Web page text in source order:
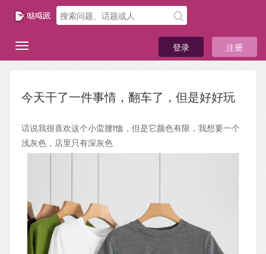
登录 注册
今天干了一件事情，翻车了，但是好好玩
话说我很喜欢这个小蛮腰t恤，但是它颜色有限，我想要一个
浅灰色，店里只有深灰色